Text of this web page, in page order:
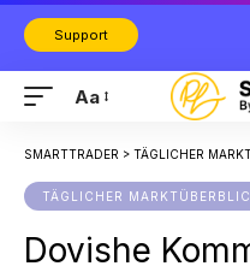
Support
Aa
SMARTTRADER > TÄGLICHER
TÄGLICHER
Dovishe